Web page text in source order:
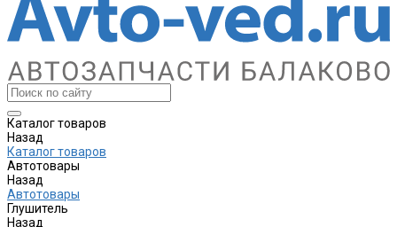
Каталог товаров
Назад
Каталог товаров
Автотовары
Назад
Автотовары
Глушитель
Назад